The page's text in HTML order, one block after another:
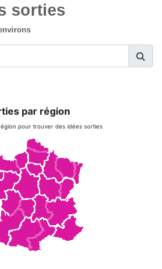
sorties
par région
pour trouver des idées sorties